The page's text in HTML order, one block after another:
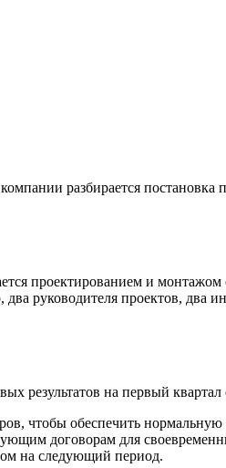
разбирается
проектированием и монтажом
руководителя проектов,
результатов на первый
чтобы обеспечить
договорам для
на следующий период.